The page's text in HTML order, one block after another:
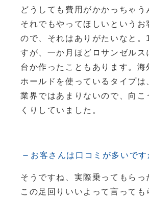
どうしても費用がかかっちゃう
それでもやってほしいというお
ので、それはありがたいなと。
すが、一か月ほどロサンゼルス
台か作ったこともあります。海
ホールドを使っているタイプは
業界ではあまりないので、向こ
くりしていました。
お客さんは口コミが多いです
そうですね、実際乗ってもらっ
この足回りいいよって言っても